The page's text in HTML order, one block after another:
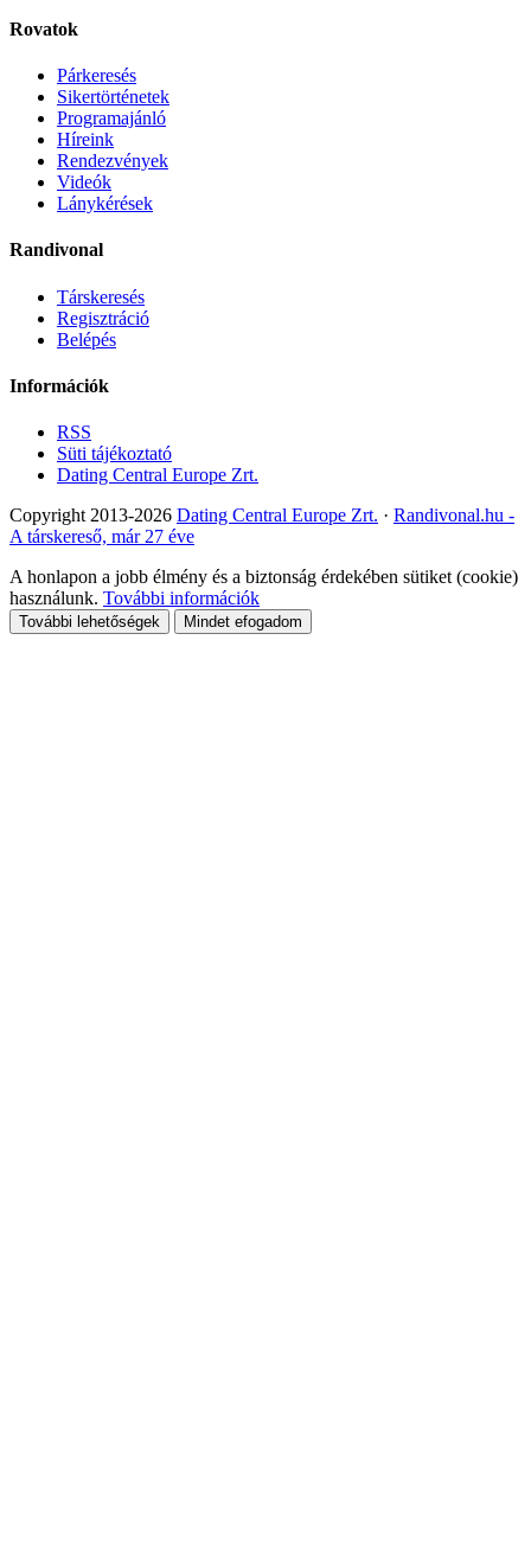
Rovatok
Párkeresés
Sikertörténetek
Programajánló
Híreink
Rendezvények
Videók
Lánykérések
Randivonal
Társkeresés
Regisztráció
Belépés
Információk
RSS
Süti tájékoztató
Dating Central Europe Zrt.
Copyright 2013-2026 Dating Central Europe Zrt. · Randivonal.hu -
A társkereső, már 27 éve
A honlapon a jobb élmény és a biztonság érdekében sütiket (cookie)
használunk. További információk
További lehetőségek Mindet efogadom